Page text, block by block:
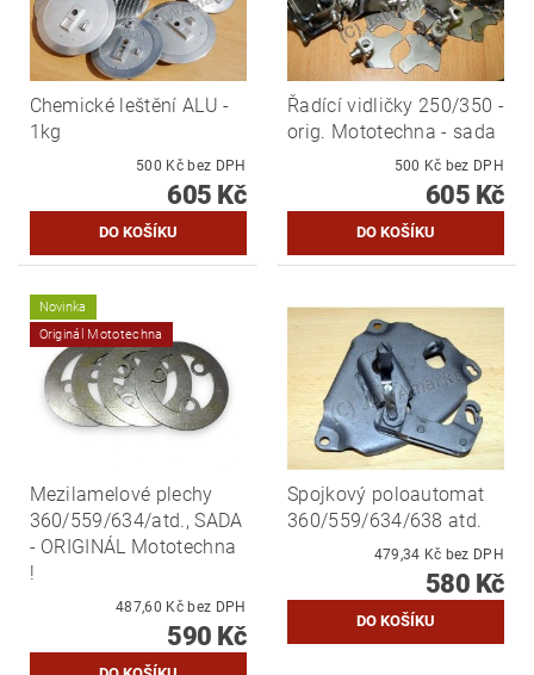
Chemické leštění ALU -
1kg
500 Kč bez DPH
605 Kč
Řadící vidličky 250/350 -
orig. Mototechna - sada
500 Kč bez DPH
605 Kč
Novinka
Originál Mototechna
Mezilamelové plechy
360/559/634/atd., SADA
- ORIGINÁL Mototechna
!
487,60 Kč bez DPH
590 Kč
Spojkový poloautomat
360/559/634/638 atd.
479,34 Kč bez DPH
580 Kč